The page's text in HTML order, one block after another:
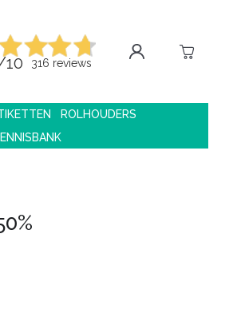
10 316 reviews
ROLHOUDERS